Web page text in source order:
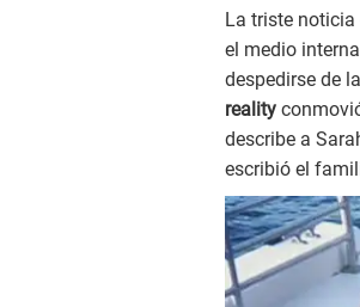
La triste
el medio
despedirse de
reality
describe a
escribió el